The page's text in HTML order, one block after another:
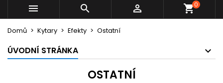
   shopping_cart0
Domů Kytary Efekty Ostatní
ÚVODNÍ STRÁNKA
OSTATNÍ